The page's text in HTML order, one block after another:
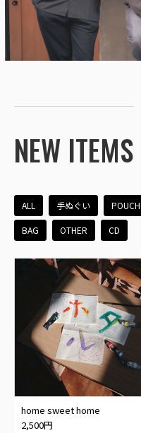
NEW ITEMS
ALL 手ぬぐい POUCH
BAG OTHER CD
home sweet home
2,500円